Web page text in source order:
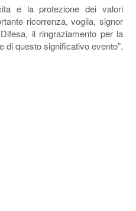
e la protezione dei valori
ricorrenza, voglia, signor
il ringraziamento per la
di questo significativo evento”.